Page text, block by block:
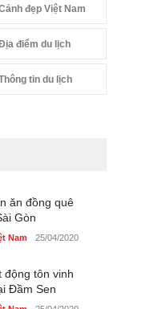
đẹp Việt Nam
điểm du lịch
tin du lịch
ăn đồng quê
Gòn
Nam 25/04/2020
động tôn vinh
Đầm Sen